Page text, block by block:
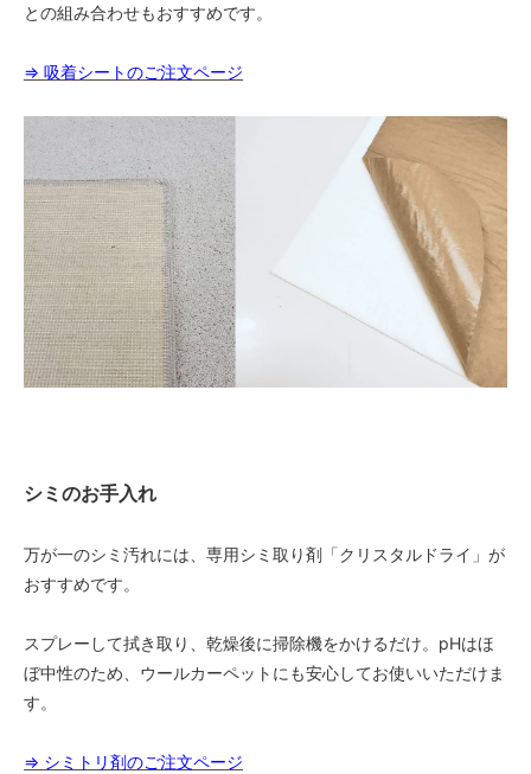
との組み合わせもおすすめです。
⇒ 吸着シートのご注文ページ
シミのお手入れ
万が一のシミ汚れには、専用シミ取り剤「クリスタルドライ」が
おすすめです。
スプレーして拭き取り、乾燥後に掃除機をかけるだけ。pHはほ
ぼ中性のため、ウールカーペットにも安心してお使いいただけま
す。
⇒ シミトリ剤のご注文ページ